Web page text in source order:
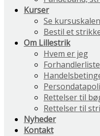
Kurser
Se
Bestil et
Om Lillestrik
Hvem er jeg
Forhandlerliste
Rettelser til
Rettelser til
Nyheder
Kontakt